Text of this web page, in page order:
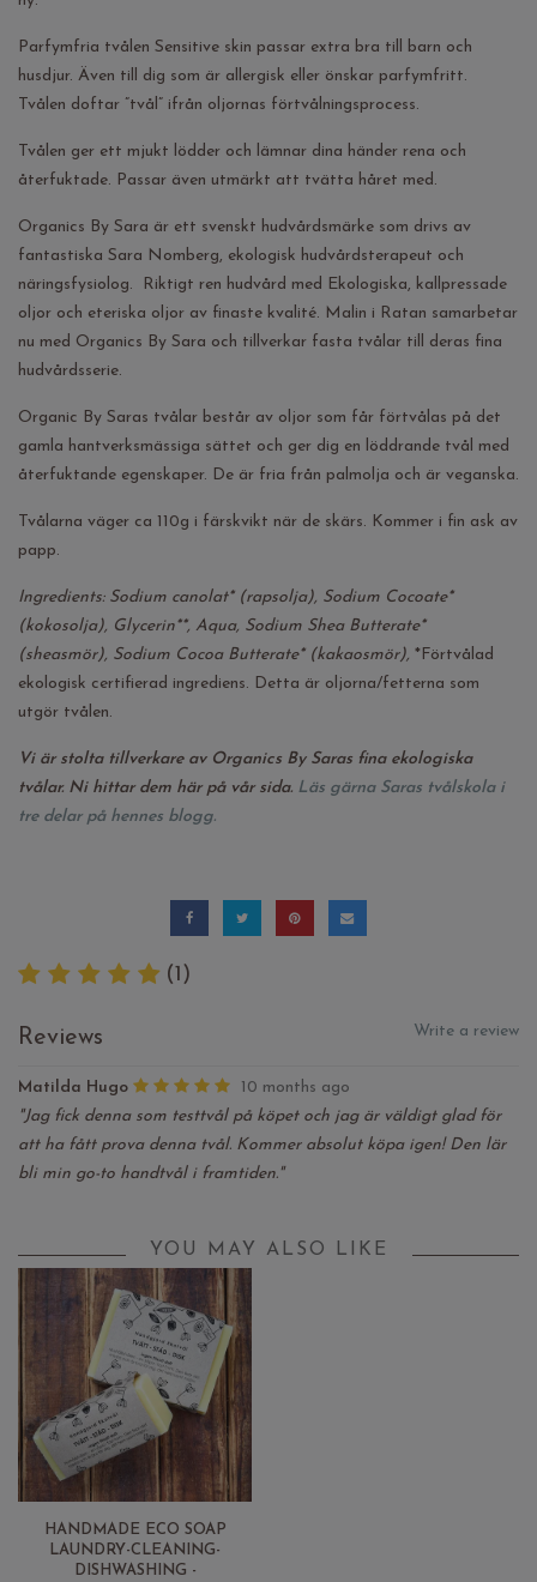
Parfymfria tvålen Sensitive skin passar extra bra till barn och
husdjur. Även till dig som är allergisk eller önskar parfymfritt.
Tvålen doftar ”tvål” ifrån oljornas förtvålningsprocess.
Tvålen ger ett mjukt lödder och lämnar dina händer rena och
återfuktade. Passar även utmärkt att tvätta håret med.
Organics By Sara är ett svenskt hudvårdsmärke som drivs av
fantastiska Sara Nomberg, ekologisk hudvårdsterapeut och
näringsfysiolog. Riktigt ren hudvård med Ekologiska, kallpressade
oljor och eteriska oljor av finaste kvalité. Malin i Ratan samarbetar
nu med Organics By Sara och tillverkar fasta tvålar till deras fina
hudvårdsserie.
Organic By Saras tvålar består av oljor som får förtvålas på det
gamla hantverksmässiga sättet och ger dig en löddrande tvål med
återfuktande egenskaper. De är fria från palmolja och är veganska.
Tvålarna väger ca 110g i färskvikt när de skärs. Kommer i fin ask av
papp.
Ingredients: Sodium canolat* (rapsolja), Sodium Cocoate*
(kokosolja), Glycerin**, Aqua, Sodium Shea Butterate*
(sheasmör), Sodium Cocoa Butterate* (kakaosmör), *Förtvålad
ekologisk certifierad ingrediens. Detta är oljorna/fetterna som
utgör tvålen.
Vi är stolta tillverkare av Organics By Saras fina ekologiska
tvålar. Ni hittar dem här på vår sida. Läs gärna Saras tvålskola i
tre delar på hennes blogg.
(1)
Reviews Write a review
Matilda Hugo
10 months ago
"Jag fick denna som testtvål på köpet och jag är väldigt glad för
att ha fått prova denna tvål. Kommer absolut köpa igen! Den lär
bli min go-to handtvål i framtiden."
YOU MAY ALSO LIKE
HANDMADE ECO SOAP
LAUNDRY-CLEANING-
DISHWASHING -